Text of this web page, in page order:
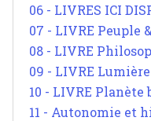
06 - LIVRES ICI
07 - LIVRE Peuple
08 - LIVRE
09 - LIVRE
10 - LIVRE Planète
11 - Autonomie et